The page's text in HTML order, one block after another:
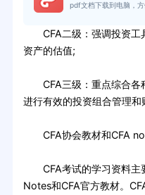
pdf文档下载到电脑，
CFA二级：强调投资工
资产的估值;
CFA三级：重点综合各
进行有效的投资组合管理和
CFA协会教材和CFA
CFA考试的学习资料主
Notes和CFA官方教材。